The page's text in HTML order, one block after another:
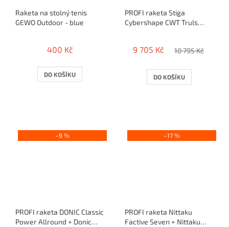
Raketa na stolný tenis
GEWO Outdoor - blue
400 Kč
DO KOŠÍKU
PROFI raketa Stiga
Cybershape CWT Truls
9 705 Kč 10 795 Kč
DO KOŠÍKU
–9 %
PROFI raketa DONIC Classic
Power Allround + Donic
–17 %
PROFI raketa Nittaku
Factive Seven + Nittaku